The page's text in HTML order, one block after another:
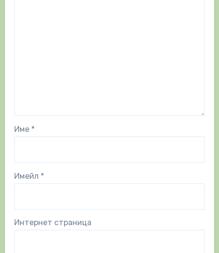
Име *
Имейл *
Интернет страница